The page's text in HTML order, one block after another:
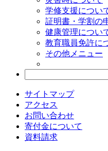
学修支援につい
証明書・学割の
健康管理につい
教育職員免許に
その他メニュー
サイトマップ
アクセス
お問い合わせ
寄付金について
資料請求